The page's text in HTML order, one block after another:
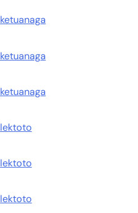
ketuanaga
ketuanaga
ketuanaga
lektoto
lektoto
lektoto